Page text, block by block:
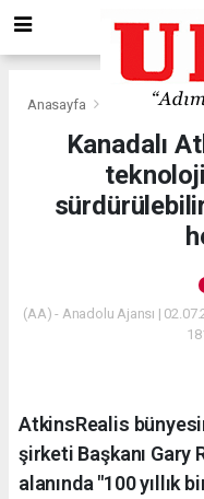
Anasayfa Ekonomi
Kanadalı
(AA) - Anadolu Ajansı |
AtkinsRealis
şirketi Başkanı Gary
alanında "100 yıllık